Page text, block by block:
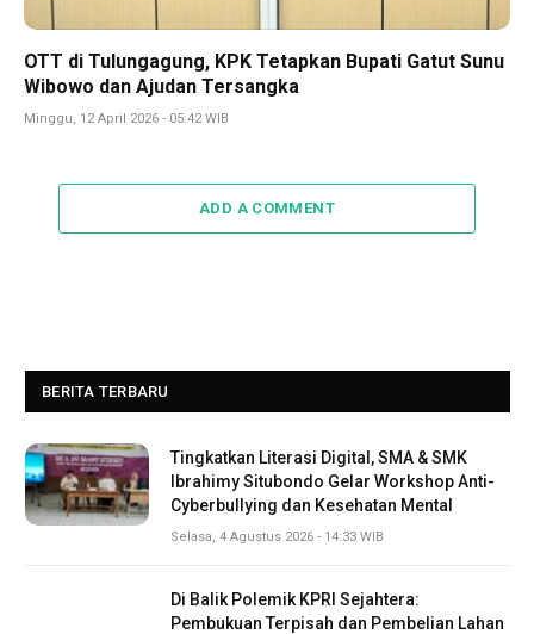
OTT di Tulungagung, KPK Tetapkan Bupati Gatut Sunu
Wibowo dan Ajudan Tersangka
Minggu, 12 April 2026 - 05:42 WIB
ADD A COMMENT
BERITA TERBARU
Tingkatkan Literasi Digital, SMA & SMK
Ibrahimy Situbondo Gelar Workshop Anti-
Cyberbullying dan Kesehatan Mental
Selasa, 4 Agustus 2026 - 14:33 WIB
Di Balik Polemik KPRI Sejahtera:
Pembukuan Terpisah dan Pembelian Lahan